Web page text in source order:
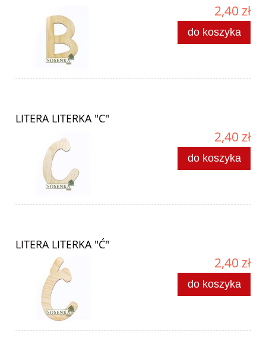
2,40 zł
do koszyka
LITERA LITERKA "C"
2,40 zł
do koszyka
LITERA LITERKA "Ć"
2,40 zł
do koszyka